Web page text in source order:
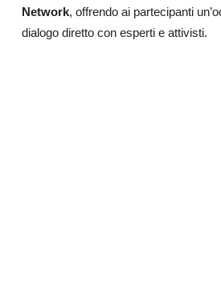
Network, offrendo ai partecipanti
dialogo diretto con esperti e attivisti.